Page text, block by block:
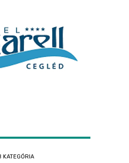
KATEGÓRIA